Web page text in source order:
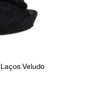
Veludo